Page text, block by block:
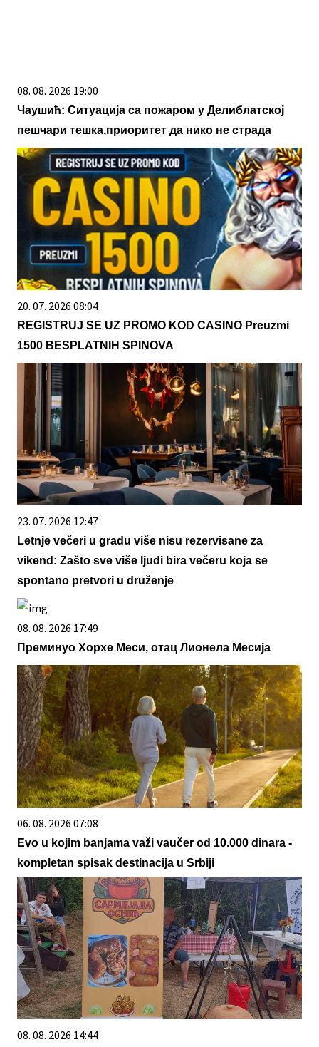
08. 08. 2026 19:00
Чаушић: Ситуација са пожаром у Делиблатској
пешчари тешка,приоритет да нико не страда
20. 07. 2026 08:04
REGISTRUJ SE UZ PROMO KOD CASINO Preuzmi
1500 BESPLATNIH SPINOVA
23. 07. 2026 12:47
Letnje večeri u gradu više nisu rezervisane za
vikend: Zašto sve više ljudi bira večeru koja se
spontano pretvori u druženje
08. 08. 2026 17:49
Преминуо Хорхе Меси, отац Лионела Месија
06. 08. 2026 07:08
Evo u kojim banjama važi vaučer od 10.000 dinara -
kompletan spisak destinacija u Srbiji
08. 08. 2026 14:44